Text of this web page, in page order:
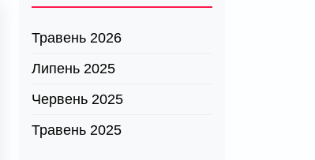
Травень 2026
Липень 2025
Червень 2025
Травень 2025